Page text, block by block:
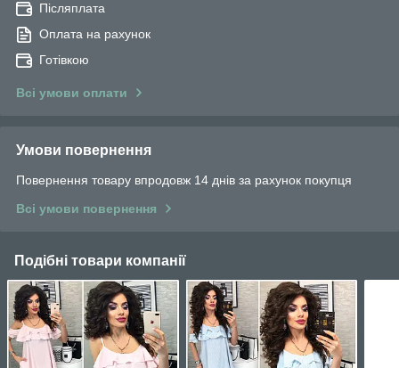
Післяплата
Оплата на рахунок
Готівкою
Всі умови оплати
Умови повернення
Повернення товару впродовж 14 днів за рахунок покупця
Всі умови повернення
Подібні товари компанії